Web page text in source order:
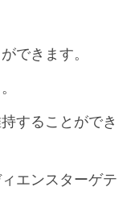
できます。
することができ
エンスターゲテ